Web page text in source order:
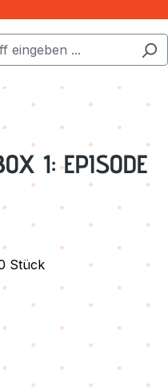
0 Positionen. Der
1: EPISODE
Stück